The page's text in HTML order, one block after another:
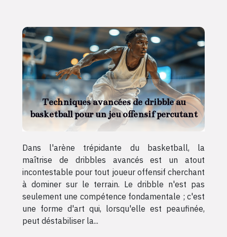
Techniques avancées de dribble au
basketball pour un jeu offensif percutant
Dans l'arène trépidante du basketball, la
maîtrise de dribbles avancés est un atout
incontestable pour tout joueur offensif cherchant
à dominer sur le terrain. Le dribble n'est pas
seulement une compétence fondamentale ; c'est
une forme d'art qui, lorsqu'elle est peaufinée,
peut déstabiliser la...